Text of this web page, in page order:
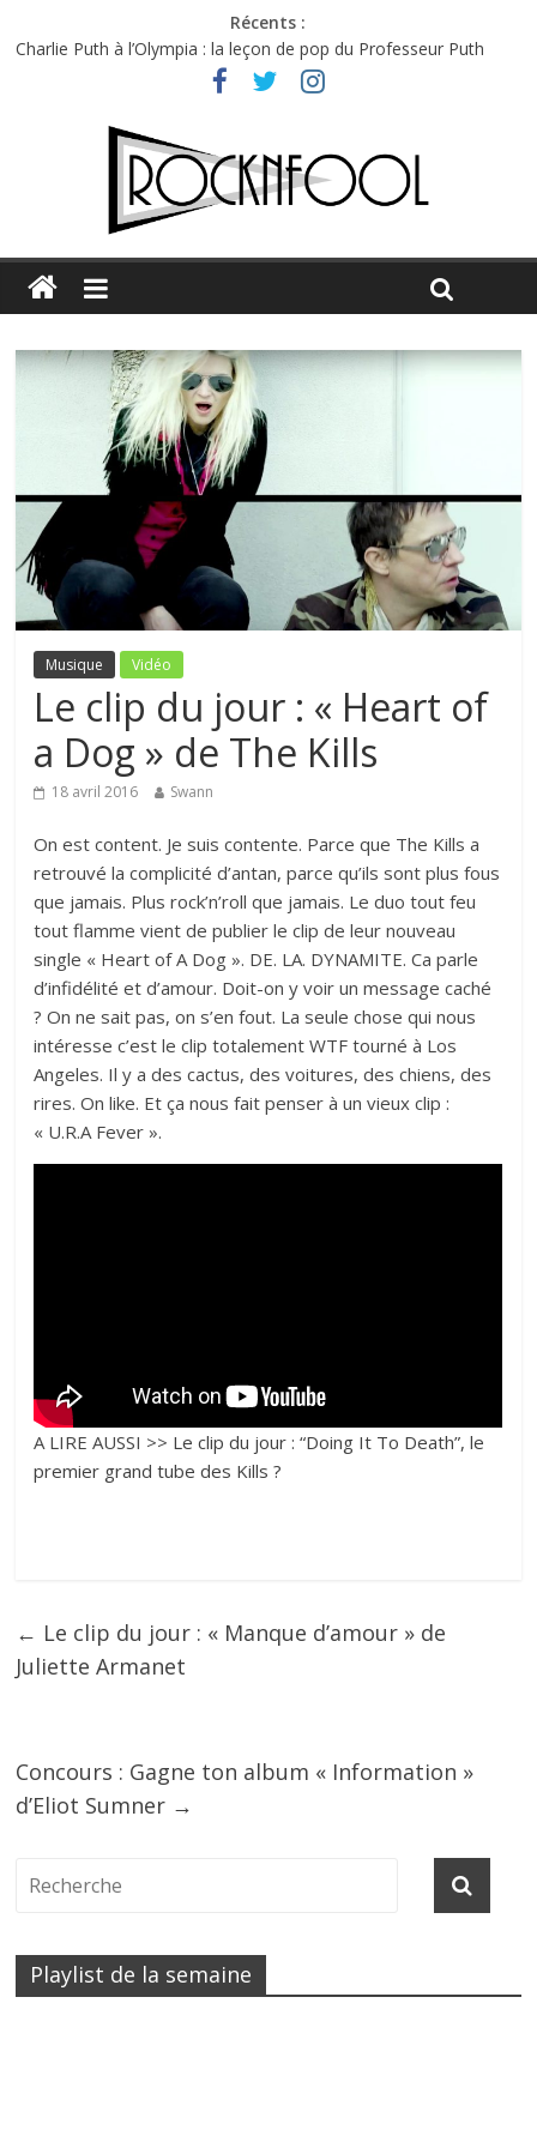
Récents :
Charlie Puth à l’Olympia : la leçon de pop du Professeur Puth
Festival Triptyque : un nouveau festival de musique indépendant
Hellfest 2026 vendredi : température et émotions en hausse
Hellfest 2026 jeudi : impossible de choisir entre chaleur et bonne
Première édition du Midgard Festival : entre bière, métal et
Musique Vidéo
Le clip du jour : « Heart of
a Dog » de The Kills
18 avril 2016 Swann
On est content. Je suis contente. Parce que The Kills a
retrouvé la complicité d’antan, parce qu’ils sont plus fous
que jamais. Plus rock’n’roll que jamais. Le duo tout feu
tout flamme vient de publier le clip de leur nouveau
single « Heart of A Dog ». DE. LA. DYNAMITE. Ca parle
d’infidélité et d’amour. Doit-on y voir un message caché
? On ne sait pas, on s’en fout. La seule chose qui nous
intéresse c’est le clip totalement WTF tourné à Los
Angeles. Il y a des cactus, des voitures, des chiens, des
rires. On like. Et ça nous fait penser à un vieux clip :
« U.R.A Fever ».
A LIRE AUSSI >> Le clip du jour : “Doing It To Death”, le
premier grand tube des Kills ?
← Le clip du jour : « Manque d’amour » de
Juliette Armanet
Concours : Gagne ton album « Information »
d’Eliot Sumner →
Playlist de la semaine